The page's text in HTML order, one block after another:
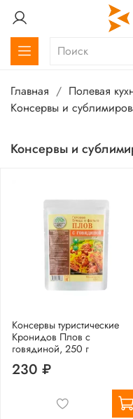
Главная
Полевая
Консервы и
Консервы и
Консервы туристические
Кронидов Плов с
говядиной, 250 г
230 ₽